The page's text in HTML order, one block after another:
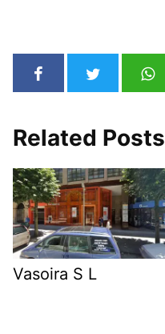
Related Posts
Vasoira S L